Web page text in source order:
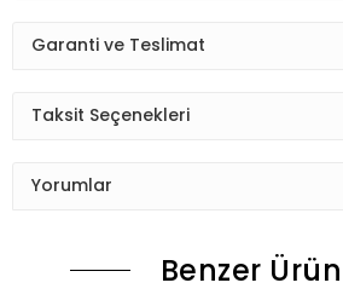
Garanti ve Teslimat
Taksit Seçenekleri
Yorumlar
Benzer